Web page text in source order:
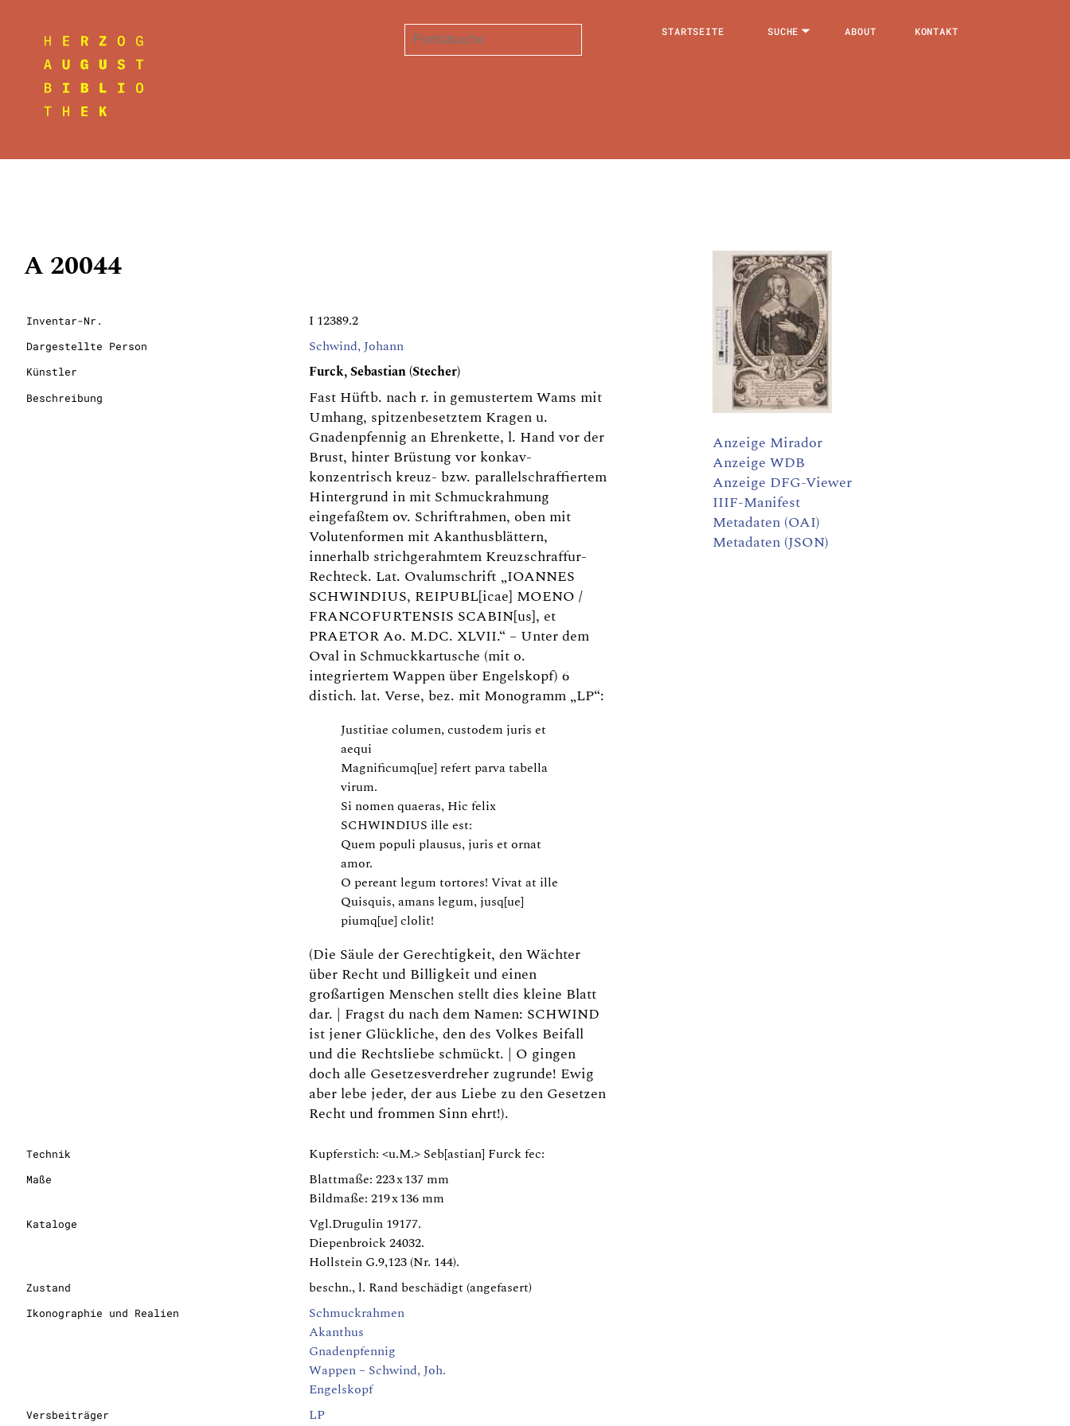
STARTSEITE SUCHE ABOUT KONTAKT
A 20044
Inventar-Nr. I 12389.2
Dargestellte Person Schwind, Johann
Künstler Furck, Sebastian (Stecher)
Beschreibung
Fast Hüftb. nach r. in gemustertem Wams mit
Umhang, spitzenbesetztem Kragen u.
Gnadenpfennig an Ehrenkette, l. Hand vor der
Brust, hinter Brüstung vor konkav-
konzentrisch kreuz- bzw. parallelschraffiertem
Hintergrund in mit Schmuckrahmung
eingefaßtem ov. Schriftrahmen, oben mit
Volutenformen mit Akanthusblättern,
innerhalb strichgerahmtem Kreuzschraffur-
Rechteck. Lat. Ovalumschrift „IOANNES
SCHWINDIUS, REIPUBL[icae] MOENO /
FRANCOFURTENSIS SCABIN[us], et
PRAETOR Ao. M.DC. XLVII.“ – Unter dem
Oval in Schmuckkartusche (mit o.
integriertem Wappen über Engelskopf) 6
distich. lat. Verse, bez. mit Monogramm „LP“:
Justitiae columen, custodem juris et
aequi
Magnificumq[ue] refert parva tabella
virum.
Si nomen quaeras, Hic felix
SCHWINDIUS ille est:
Quem populi plausus, juris et ornat
amor.
O pereant legum tortores! Vivat at ille
Quisquis, amans legum, jusq[ue]
piumq[ue] clolit!
(Die Säule der Gerechtigkeit, den Wächter
über Recht und Billigkeit und einen
großartigen Menschen stellt dies kleine Blatt
dar. | Fragst du nach dem Namen: SCHWIND
ist jener Glückliche, den des Volkes Beifall
und die Rechtsliebe schmückt. | O gingen
doch alle Gesetzesverdreher zugrunde! Ewig
aber lebe jeder, der aus Liebe zu den Gesetzen
Recht und frommen Sinn ehrt!).
Technik Kupferstich: <u.M.> Seb[astian] Furck fec:
Maße
Blattmaße: 223 x 137 mm
Bildmaße: 219 x 136 mm
Kataloge
Vgl.Drugulin 19177.
Diepenbroick 24032.
Hollstein G.9,123 (Nr. 144).
Zustand beschn., l. Rand beschädigt (angefasert)
Ikonographie und Realien
Schmuckrahmen
Akanthus
Gnadenpfennig
Wappen – Schwind, Joh.
Engelskopf
Versbeiträger LP
Anzeige Mirador
Anzeige WDB
Anzeige DFG-Viewer
IIIF-Manifest
Metadaten (OAI)
Metadaten (JSON)